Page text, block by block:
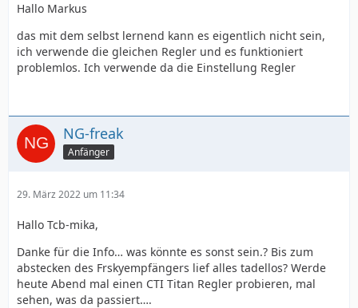
Hallo Markus
das mit dem selbst lernend kann es eigentlich nicht sein,
ich verwende die gleichen Regler und es funktioniert
problemlos. Ich verwende da die Einstellung Regler
NG-freak
Anfänger
29. März 2022 um 11:34
Hallo Tcb-mika,
Danke für die Info… was könnte es sonst sein.? Bis zum
abstecken des Frskyempfängers lief alles tadellos? Werde
heute Abend mal einen CTI Titan Regler probieren, mal
sehen, was da passiert….